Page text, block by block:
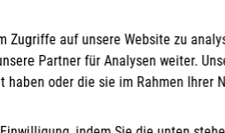
Zugriffe auf unsere Website zu
Partner für Analysen weiter.
haben oder die sie im Rahmen Ihrer